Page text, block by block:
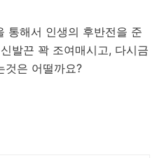
통해서 인생의 후반전을 준
발끈 꽉 조여매시고, 다시금
것은 어떨까요?